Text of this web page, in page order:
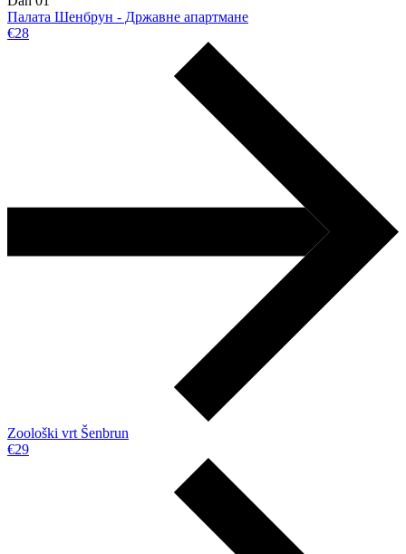
Палата Шенбрун - Државне апартмане
€28
Zoološki vrt Šenbrun
€29